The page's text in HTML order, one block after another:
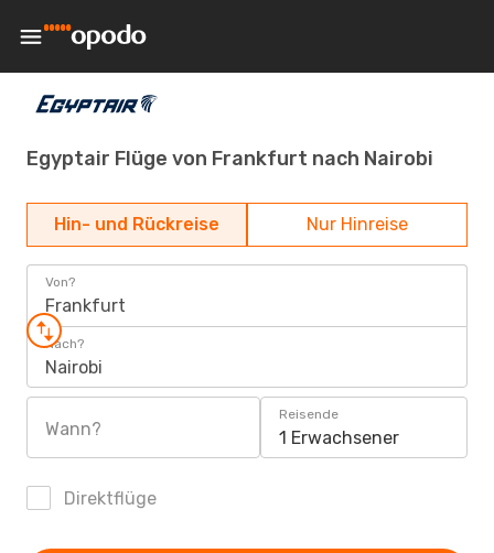
Egyptair Flüge von Frankfurt nach Nairobi
Hin- und Rückreise Nur Hinreise
Von?
Frankfurt
Nach?
Nairobi
Wann?
Reisende
1 Erwachsener
Direktflüge